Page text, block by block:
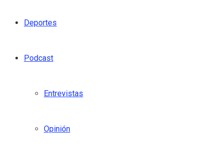
Deportes
Podcast
Entrevistas
Opinión